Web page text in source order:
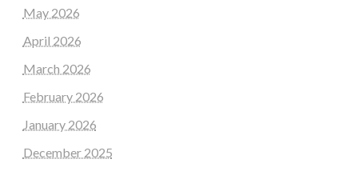
May 2026
April 2026
March 2026
February 2026
January 2026
December 2025